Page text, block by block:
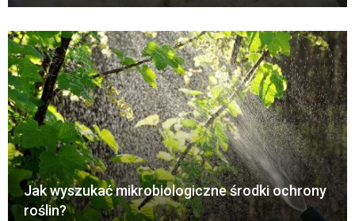
Jak wyszukać mikrobiologiczne środki ochrony
roślin?